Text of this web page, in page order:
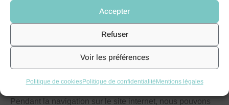
Accepter
Refuser
Voir les préférences
Politique de cookiesPolitique de confidentialitéMentions légales
CNIL et gestion des données
personnelles
AIMAIRA s’engage à protéger la confidentialité de
l’ensemble des utilisateurs naviguant sur le siteaimaira.fr
Pendant la navigation sur le site internet, nous pouvons